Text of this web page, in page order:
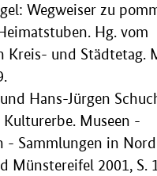
Wegweiser zu
Hg. vom
Kreis- und Städtetag.
Hans-Jürgen
Kulturerbe. Museen -
- Sammlungen in
Münstereifel 2001, S.